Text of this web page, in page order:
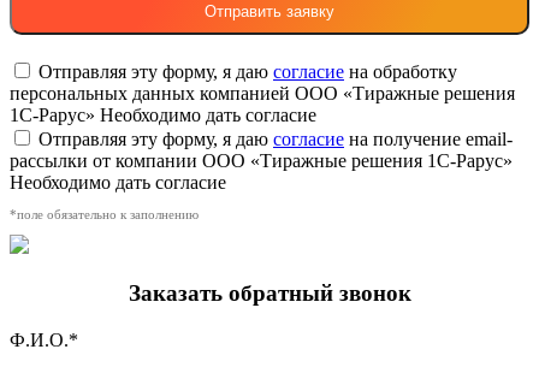
Отправляя эту форму, я даю согласие на обработку
персональных данных компанией ООО «Тиражные решения
1С-Рарус» Необходимо дать согласие
Отправляя эту форму, я даю согласие на получение email-
рассылки от компании ООО «Тиражные решения 1С-Рарус»
Необходимо дать согласие
*поле обязательно к заполнению
Заказать обратный звонок
Ф.И.О.*